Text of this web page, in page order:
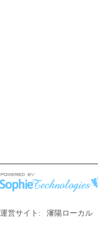
運営サイト: 瀋陽ローカル